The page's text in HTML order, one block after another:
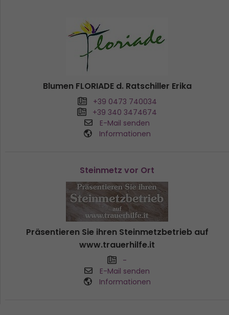
Blumen FLORIADE d. Ratschiller Erika
+39 0473 740034
+39 340 3474674
E-Mail senden
Informationen
Steinmetz vor Ort
Präsentieren Sie ihren Steinmetzbetrieb auf
www.trauerhilfe.it
-
E-Mail senden
Informationen